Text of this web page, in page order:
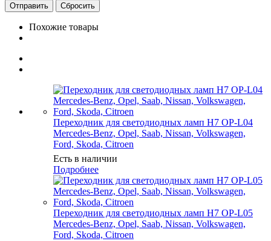
Сбросить
Похожие товары
Переходник для светодиодных ламп H7 OP-L04
Mercedes-Benz, Opel, Saab, Nissan, Volkswagen,
Ford, Skoda, Citroen
Есть в наличии
Подробнее
Переходник для светодиодных ламп H7 OP-L05
Mercedes-Benz, Opel, Saab, Nissan, Volkswagen,
Ford, Skoda, Citroen